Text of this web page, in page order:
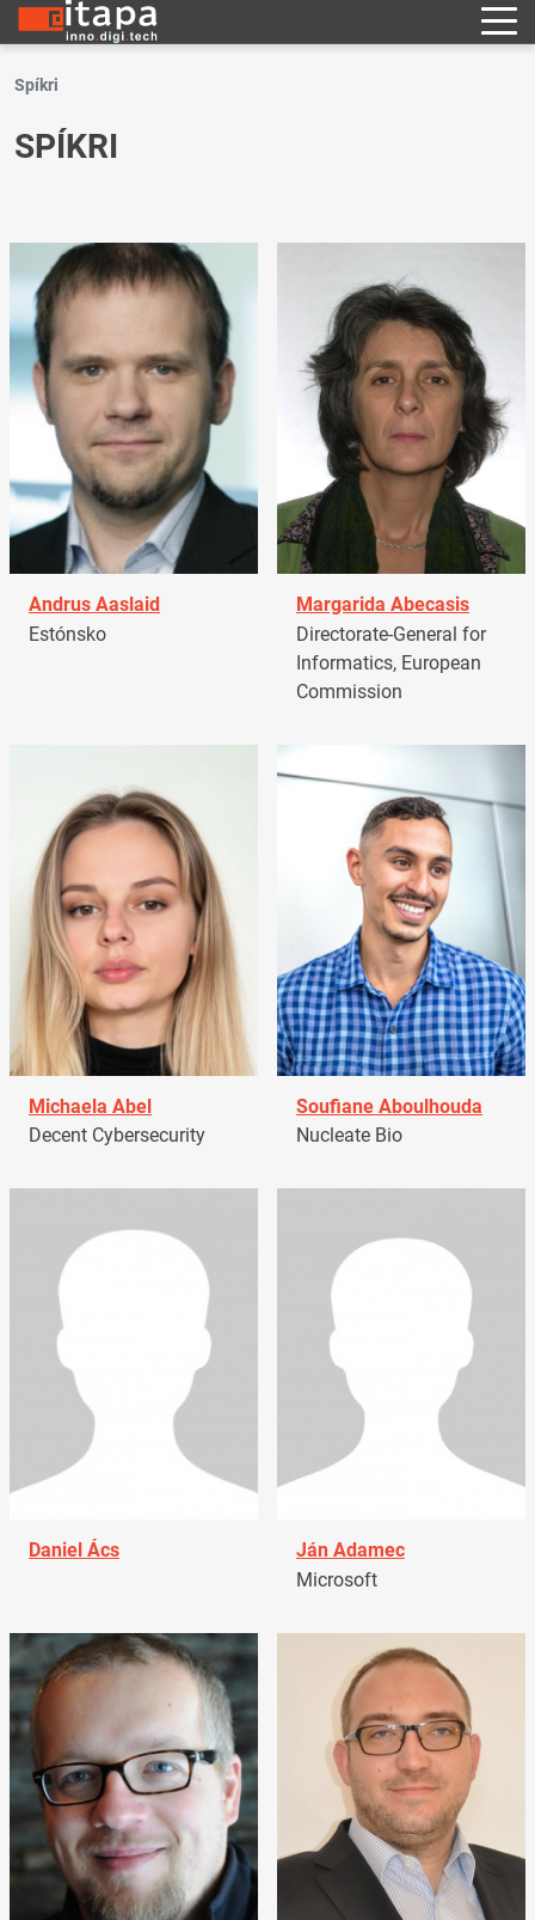
Spíkri
SPÍKRI
Andrus Aaslaid
Estónsko
Margarida Abecasis
Directorate-General for
Informatics, European
Commission
Michaela Abel
Decent Cybersecurity
Soufiane Aboulhouda
Nucleate Bio
Daniel Ács
Ján Adamec
Microsoft